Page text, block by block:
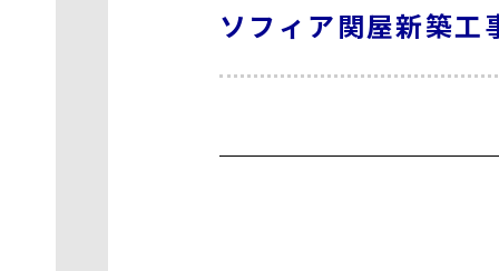
ソフィア関屋新築工